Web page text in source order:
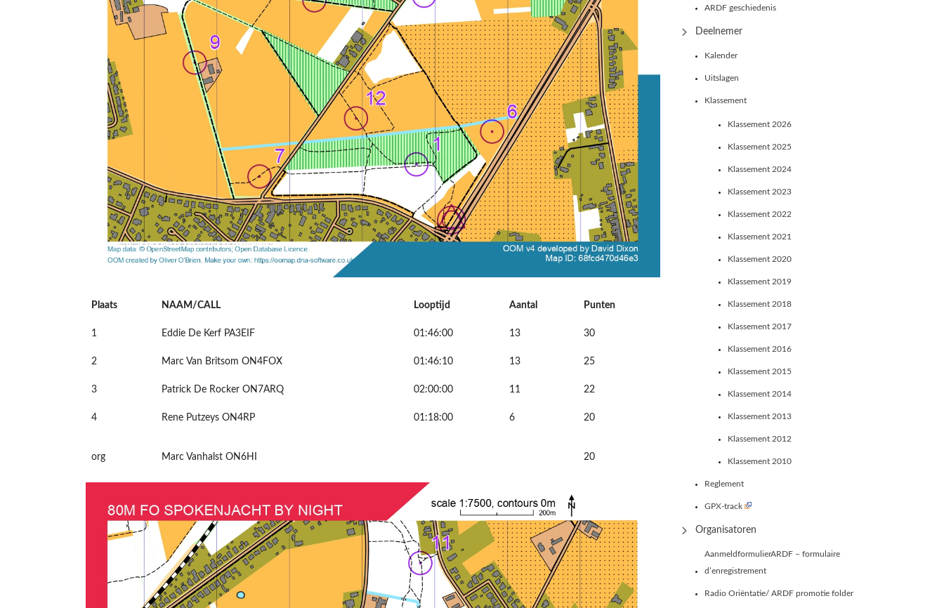
Plaats NAAM/CALL Looptijd Aantal Punten
1 Eddie De Kerf PA3EIF 01:46:00 13 30
2 Marc Van Britsom ON4FOX 01:46:10 13 25
3 Patrick De Rocker ON7ARQ 02:00:00 11 22
4 Rene Putzeys ON4RP 01:18:00 6 20
org Marc Vanhalst ON6HI 20
ARDF geschiedenis
Deelnemer
Kalender
Uitslagen
Klassement
Klassement 2026
Klassement 2025
Klassement 2024
Klassement 2023
Klassement 2022
Klassement 2021
Klassement 2020
Klassement 2019
Klassement 2018
Klassement 2017
Klassement 2016
Klassement 2015
Klassement 2014
Klassement 2013
Klassement 2012
Klassement 2010
Reglement
GPX-track
Organisatoren
AanmeldformulierARDF – formulaire
d’enregistrement
Radio Oriëntatie/ ARDF promotie folder